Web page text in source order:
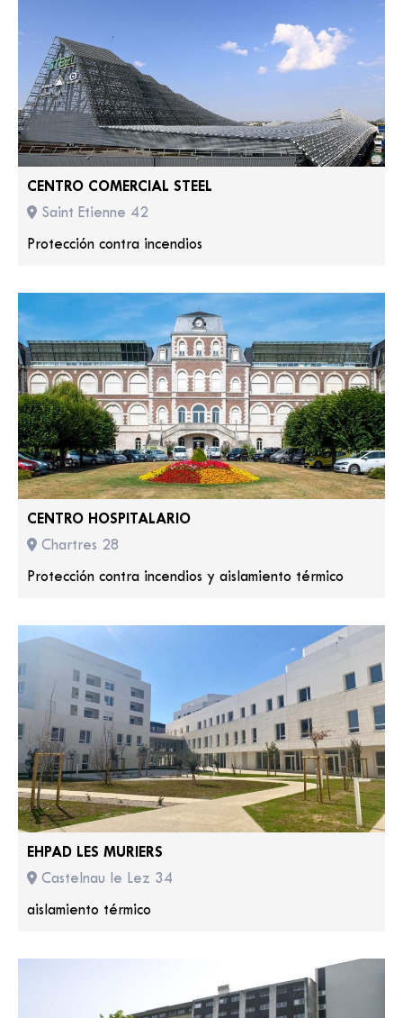
CENTRO COMERCIAL STEEL
Saint Etienne 42
Protección contra incendios
CENTRO HOSPITALARIO
Chartres 28
Protección contra incendios y aislamiento térmico
EHPAD LES MURIERS
Castelnau le Lez 34
aislamiento térmico